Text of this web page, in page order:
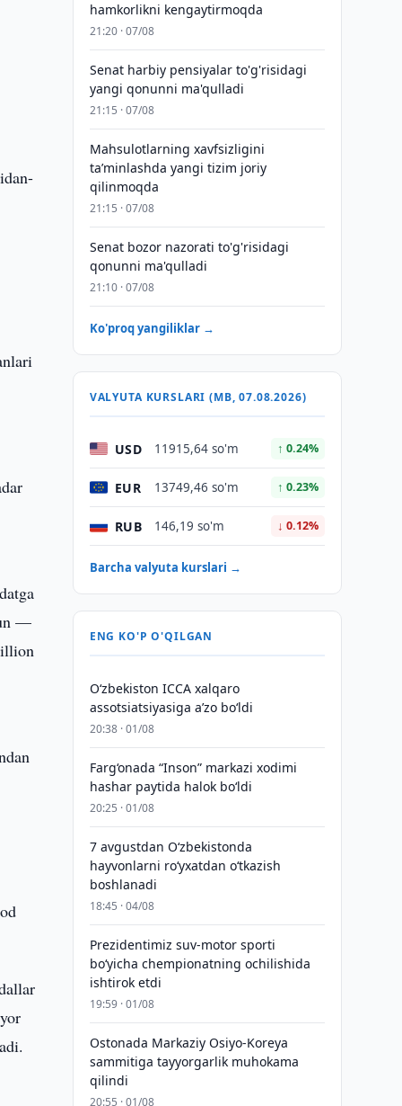
—
hamkorlikni kengaytirmoqda
21:20 · 07/08
Senat harbiy pensiyalar to'g'risidagi
yangi qonunni ma'qulladi
21:15 · 07/08
Mahsulotlarning xavfsizligini
taʼminlashda yangi tizim joriy
qilinmoqda
21:15 · 07/08
Senat bozor nazorati to'g'risidagi
qonunni ma'qulladi
21:10 · 07/08
Ko'proq yangiliklar →
VALYUTA KURSLARI (MB, 07.08.2026)
USD 11915,64 so'm ↑ 0.24%
EUR 13749,46 so'm ↑ 0.23%
RUB 146,19 so'm ↓ 0.12%
Barcha valyuta kurslari →
ENG KO'P O'QILGAN
O‘zbekiston ICCA xalqaro
assotsiatsiyasiga aʼzo bo‘ldi
20:38 · 01/08
Farg‘onada “Inson” markazi xodimi
hashar paytida halok bo‘ldi
20:25 · 01/08
7 avgustdan O‘zbekistonda
hayvonlarni ro‘yxatdan o‘tkazish
boshlanadi
18:45 · 04/08
Prezidentimiz suv-motor sporti
bo‘yicha chempionatning ochilishida
ishtirok etdi
19:59 · 01/08
Ostonada Markaziy Osiyo-Koreya
sammitiga tayyorgarlik muhokama
qilindi
20:55 · 01/08